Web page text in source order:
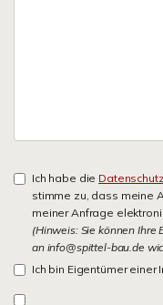
Ich habe die
stimme zu, dass meine
meiner Anfrage
(Hinweis: Sie können Ihre
an info@spittel-bau.de
Ich bin Eigentümer einer